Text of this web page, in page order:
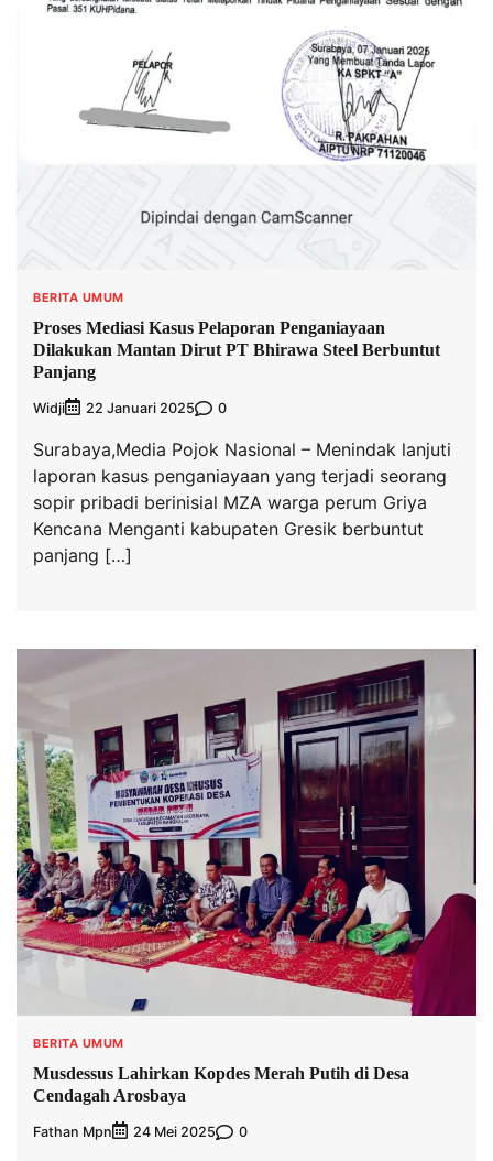
BERITA UMUM
Proses Mediasi Kasus Pelaporan Penganiayaan
Dilakukan Mantan Dirut PT Bhirawa Steel Berbuntut
Panjang
Widji 22 Januari 2025 0
Surabaya,Media Pojok Nasional – Menindak lanjuti
laporan kasus penganiayaan yang terjadi seorang
sopir pribadi berinisial MZA warga perum Griya
Kencana Menganti kabupaten Gresik berbuntut
panjang […]
BERITA UMUM
Musdessus Lahirkan Kopdes Merah Putih di Desa
Cendagah Arosbaya
Fathan Mpn 24 Mei 2025 0